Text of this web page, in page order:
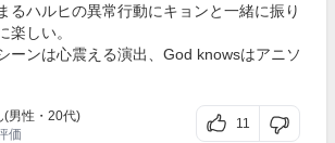
るハルヒの異常行動にキョンと一緒に振り
楽しい。
ーンは心震える演出、God knowsはアニソ
(男性・20代)
価
11